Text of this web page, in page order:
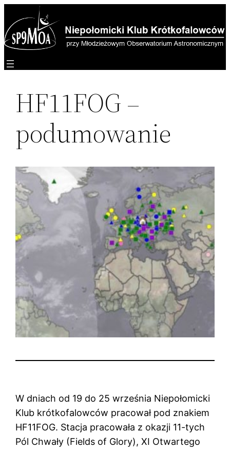
do
treści
HF11FOG –
podumowanie
W dniach od 19 do 25 września Niepołomicki
Klub krótkofalowców pracował pod znakiem
HF11FOG. Stacja pracowała z okazji 11-tych
Pól Chwały (Fields of Glory), XI Otwartego